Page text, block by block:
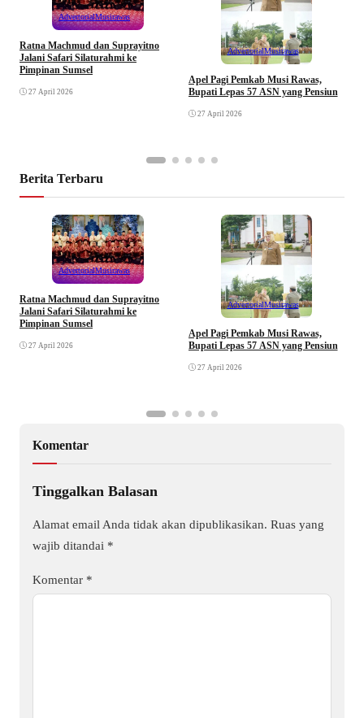
AdvertorialMusirawas
Ratna Machmud dan Suprayitno
Jalani Safari Silaturahmi ke
Pimpinan Sumsel
27 April 2026
AdvertorialMusirawas
Apel Pagi Pemkab Musi Rawas,
Bupati Lepas 57 ASN yang Pensiun
27 April 2026
Berita Terbaru
AdvertorialMusirawas
Ratna Machmud dan Suprayitno
Jalani Safari Silaturahmi ke
Pimpinan Sumsel
27 April 2026
AdvertorialMusirawas
Apel Pagi Pemkab Musi Rawas,
Bupati Lepas 57 ASN yang Pensiun
27 April 2026
Komentar
Tinggalkan Balasan
Alamat email Anda tidak akan dipublikasikan. Ruas yang
wajib ditandai *
Komentar *